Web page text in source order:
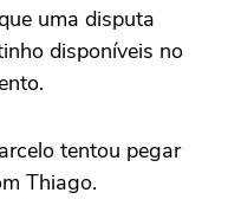
uma disputa
disponíveis no
tentou pegar
Thiago.